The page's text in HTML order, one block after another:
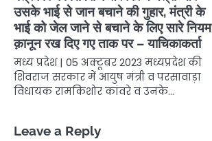
उसके भाई से जान बचाने की गुहार, मंत्री के
भाई को जेल जाने से बचाने के लिए सारे नियम
क़ानून रख दिए गए ताक पर – याचिकाकर्ता
मध्य प्रदेश | 05 अक्टूबर 2023 मध्यप्रदेश की
शिवराज सरकार में आयुष मंत्री व परसावाड़ा
विधायक रामकिशोर कांवरे व उनके…
Leave a Reply